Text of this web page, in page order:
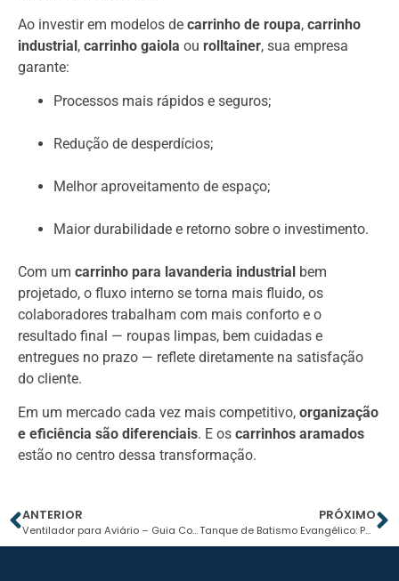
Ao investir em modelos de carrinho de roupa, carrinho
industrial, carrinho gaiola ou rolltainer, sua empresa
garante:
Processos mais rápidos e seguros;
Redução de desperdícios;
Melhor aproveitamento de espaço;
Maior durabilidade e retorno sobre o investimento.
Com um carrinho para lavanderia industrial bem
projetado, o fluxo interno se torna mais fluido, os
colaboradores trabalham com mais conforto e o
resultado final — roupas limpas, bem cuidadas e
entregues no prazo — reflete diretamente na satisfação
do cliente.
Em um mercado cada vez mais competitivo, organização
e eficiência são diferenciais. E os carrinhos aramados
estão no centro dessa transformação.
ANTERIOR
Ventilador para Aviário – Guia Completo
PRÓXIMO
Tanque de Batismo Evangélico: Por que o Polietileno do Grupo IW8 é Superior à Fibra e Alvenaria?